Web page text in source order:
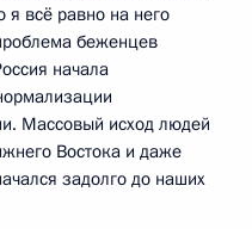
я всё равно на него
беженцев
начала
Массовый исход людей
Востока и даже
задолго до наших